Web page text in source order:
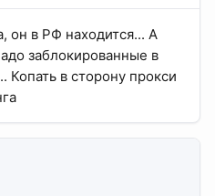
он в РФ находится... А
заблокированные в
в сторону прокси